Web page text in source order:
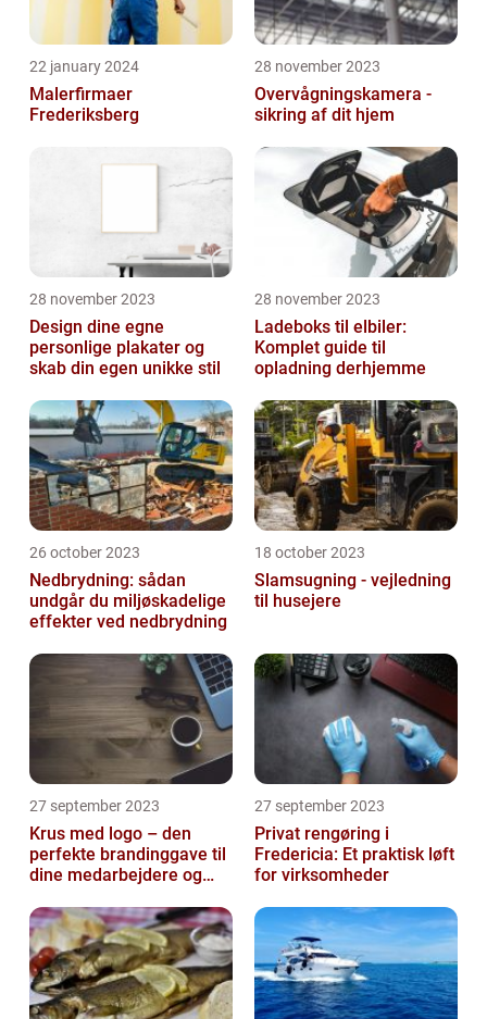
22 january 2024
Malerfirmaer
Frederiksberg
28 november 2023
Overvågningskamera -
sikring af dit hjem
28 november 2023
Design dine egne
personlige plakater og
skab din egen unikke stil
28 november 2023
Ladeboks til elbiler:
Komplet guide til
opladning derhjemme
26 october 2023
Nedbrydning: sådan
undgår du miljøskadelige
effekter ved nedbrydning
18 october 2023
Slamsugning - vejledning
til husejere
27 september 2023
Krus med logo – den
perfekte brandinggave til
dine medarbejdere og
27 september 2023
Privat rengøring i
Fredericia: Et praktisk løft
for virksomheder